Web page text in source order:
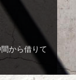
から借りて